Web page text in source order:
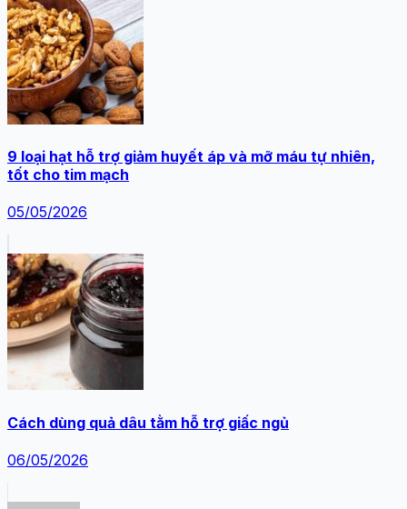
9 loại hạt hỗ trợ giảm huyết áp và mỡ máu tự nhiên,
tốt cho tim mạch
05/05/2026
Cách dùng quả dâu tằm hỗ trợ giấc ngủ
06/05/2026